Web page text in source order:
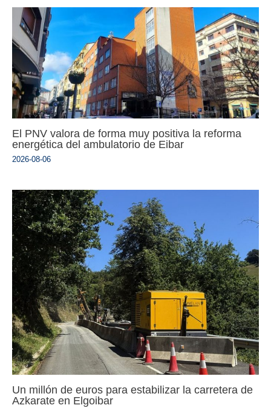
El PNV valora de forma muy positiva la reforma
energética del ambulatorio de Eibar
2026-08-06
Un millón de euros para estabilizar la carretera de
Azkarate en Elgoibar